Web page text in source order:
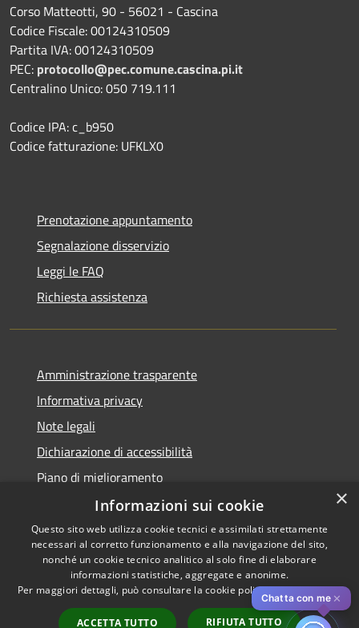
Corso Matteotti, 90 - 56021 - Cascina
Codice Fiscale: 00124310509
Partita IVA: 00124310509
PEC: protocollo@pec.comune.cascina.pi.it
Centralino Unico: 050 719.111
Codice IPA: c_b950
Codice fatturazione: UFKLX0
Prenotazione appuntamento
Segnalazione disservizio
Leggi le FAQ
Richiesta assistenza
Amministrazione trasparente
Informativa privacy
Note legali
Dichiarazione di accessibilità
Piano di miglioramento
Accessibilità
Privacy
Copyright © 2026 • Comune di
Cascina • Powered by
Municipium•Accesso
redazione
Chatta con me ✕
×
Informazioni sui cookie
Questo sito web utilizza cookie tecnici e assimilati strettamente
necessari al corretto funzionamento e alla navigazione del sito,
nonché un cookie tecnico analitico al solo fine di elaborare
informazioni statistiche, aggregate e anonime.
Per maggiori dettagli, può consultare la cookie policy al seguentelink
ACCETTA TUTTO RIFIUTA TUTTO